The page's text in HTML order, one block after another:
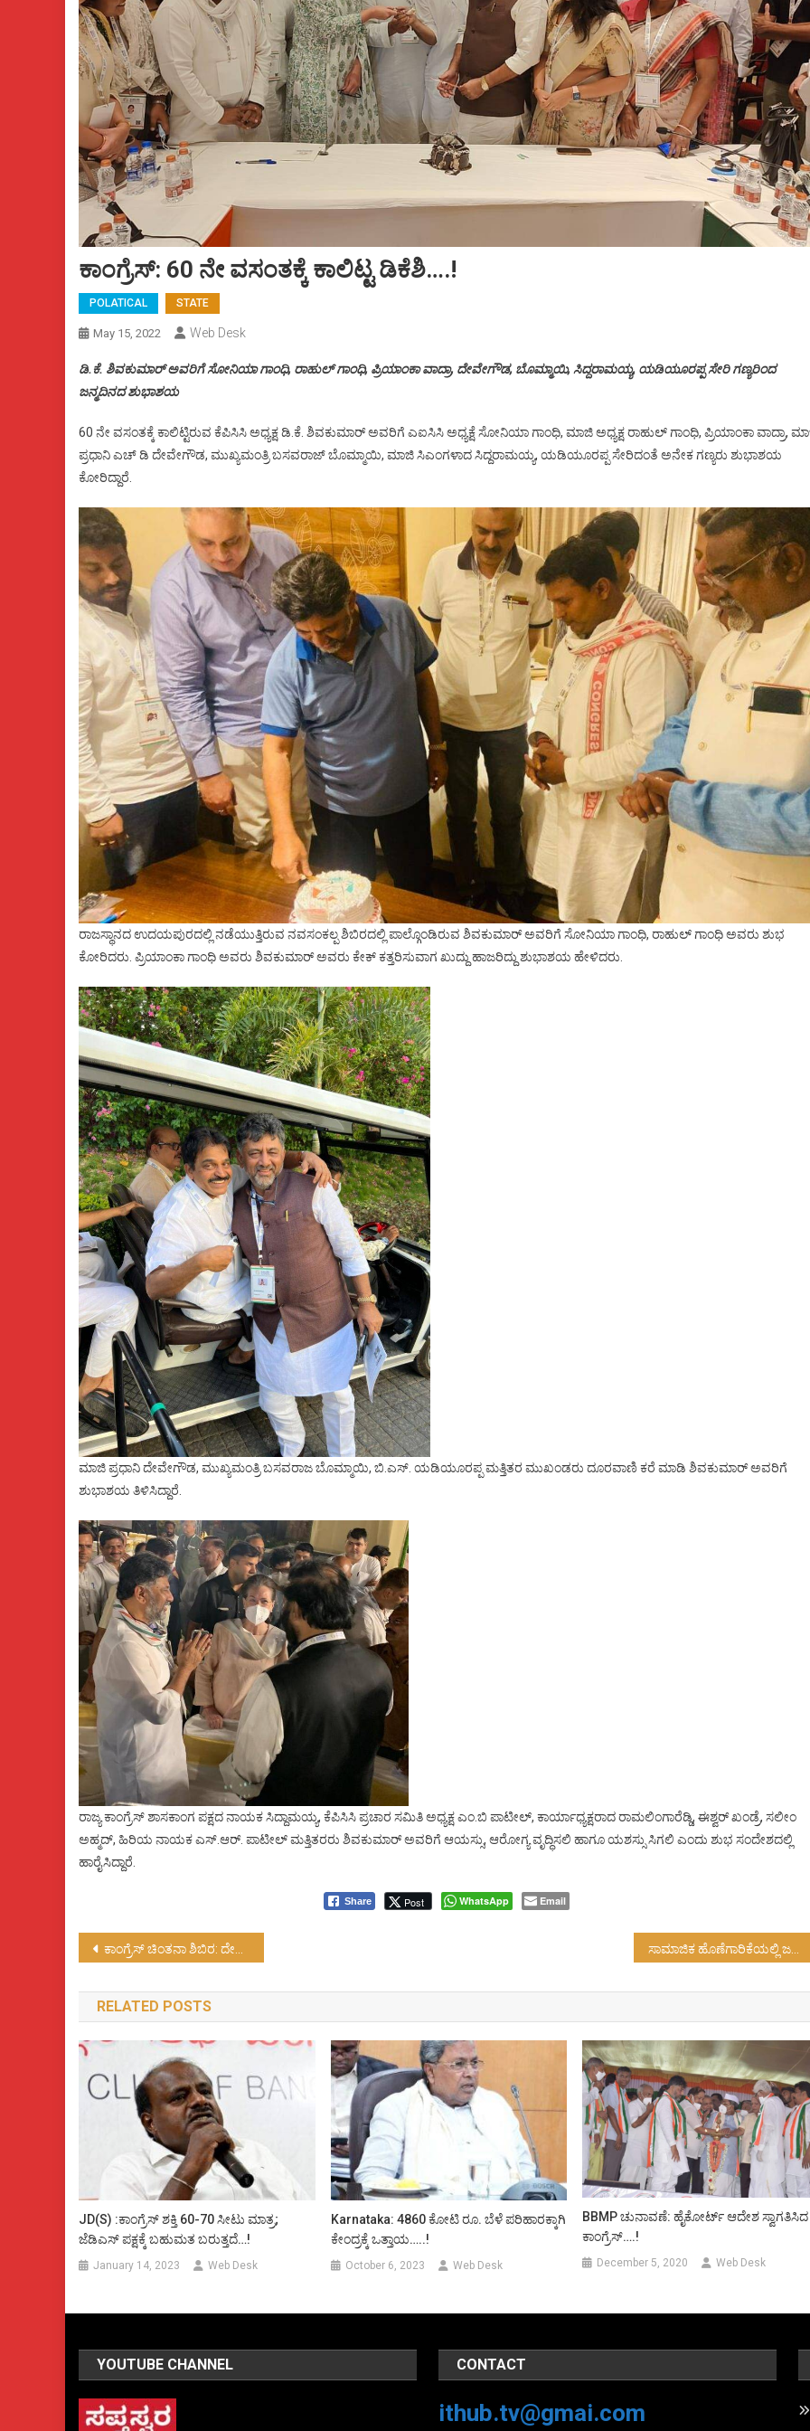
ಕಾಂಗ್ರೆಸ್: 60 ನೇ ವಸಂತಕ್ಕೆ ಕಾಲಿಟ್ಟ ಡಿಕೆಶಿ….!
POLATICAL STATE
May 15, 2022 Web Desk
ಡಿ.ಕೆ. ಶಿವಕುಮಾರ್ ಅವರಿಗೆ ಸೋನಿಯಾ ಗಾಂಧಿ, ರಾಹುಲ್ ಗಾಂಧಿ, ಪ್ರಿಯಾಂಕಾ ವಾದ್ರಾ, ದೇವೇಗೌಡ, ಬೊಮ್ಮಾಯಿ, ಸಿದ್ದರಾಮಯ್ಯ, ಯಡಿಯೂರಪ್ಪ ಸೇರಿ ಗಣ್ಯರಿಂದ
ಜನ್ಮದಿನದ ಶುಭಾಶಯ
60 ನೇ ವಸಂತಕ್ಕೆ ಕಾಲಿಟ್ಟಿರುವ ಕೆಪಿಸಿಸಿ ಅಧ್ಯಕ್ಷ ಡಿ.ಕೆ. ಶಿವಕುಮಾರ್ ಅವರಿಗೆ ಎಐಸಿಸಿ ಅಧ್ಯಕ್ಷೆ ಸೋನಿಯಾ ಗಾಂಧಿ, ಮಾಜಿ ಅಧ್ಯಕ್ಷ ರಾಹುಲ್ ಗಾಂಧಿ, ಪ್ರಿಯಾಂಕಾ ವಾದ್ರಾ,
ಪ್ರಧಾನಿ ಎಚ್ ಡಿ ದೇವೇಗೌಡ, ಮುಖ್ಯಮಂತ್ರಿ ಬಸವರಾಜ್ ಬೊಮ್ಮಾಯಿ, ಮಾಜಿ ಸಿಎಂಗಳಾದ ಸಿದ್ದರಾಮಯ್ಯ, ಯಡಿಯೂರಪ್ಪ ಸೇರಿದಂತೆ ಅನೇಕ ಗಣ್ಯರು ಶುಭಾಶಯ
ಕೋರಿದ್ದಾರೆ.
ರಾಜಸ್ಥಾನದ ಉದಯಪುರದಲ್ಲಿ ನಡೆಯುತ್ತಿರುವ ನವಸಂಕಲ್ಪ ಶಿಬಿರದಲ್ಲಿ ಪಾಲ್ಗೊಂಡಿರುವ ಶಿವಕುಮಾರ್ ಅವರಿಗೆ ಸೋನಿಯಾ ಗಾಂಧಿ, ರಾಹುಲ್ ಗಾಂಧಿ ಅವರು ಶುಭ
ಕೋರಿದರು. ಪ್ರಿಯಾಂಕಾ ಗಾಂಧಿ ಅವರು ಶಿವಕುಮಾರ್ ಅವರು ಕೇಕ್ ಕತ್ತರಿಸುವಾಗ ಖುದ್ದು ಹಾಜರಿದ್ದು ಶುಭಾಶಯ ಹೇಳಿದರು.
ಮಾಜಿ ಪ್ರಧಾನಿ ದೇವೇಗೌಡ, ಮುಖ್ಯಮಂತ್ರಿ ಬಸವರಾಜ ಬೊಮ್ಮಾಯಿ, ಬಿ.ಎಸ್. ಯಡಿಯೂರಪ್ಪ ಮತ್ತಿತರ ಮುಖಂಡರು ದೂರವಾಣಿ ಕರೆ ಮಾಡಿ ಶಿವಕುಮಾರ್ ಅವರಿಗೆ
ಶುಭಾಶಯ ತಿಳಿಸಿದ್ದಾರೆ.
ರಾಜ್ಯ ಕಾಂಗ್ರೆಸ್ ಶಾಸಕಾಂಗ ಪಕ್ಷದ ನಾಯಕ ಸಿದ್ದಾಮಯ್ಯ, ಕೆಪಿಸಿಸಿ ಪ್ರಚಾರ ಸಮಿತಿ ಅಧ್ಯಕ್ಷ ಎಂ.ಬಿ ಪಾಟೀಲ್, ಕಾರ್ಯಾಧ್ಯಕ್ಷರಾದ ರಾಮಲಿಂಗಾರೆಡ್ಡಿ, ಈಶ್ವರ್ ಖಂಡ್ರೆ, ಸಲೀಂ
ಅಹ್ಮದ್, ಹಿರಿಯ ನಾಯಕ ಎಸ್.ಆರ್. ಪಾಟೀಲ್ ಮತ್ತಿತರರು ಶಿವಕುಮಾರ್ ಅವರಿಗೆ ಆಯಸ್ಸು, ಆರೋಗ್ಯ ವೃದ್ಧಿಸಲಿ ಹಾಗೂ ಯಶಸ್ಸು ಸಿಗಲಿ ಎಂದು ಶುಭ ಸಂದೇಶದಲ್ಲಿ
ಹಾರೈಸಿದ್ದಾರೆ.
Share Post WhatsApp Email
Post
navigation
ಕಾಂಗ್ರೆಸ್ ಚಿಂತನಾ ಶಿಬಿರ: ದೇಶದ ಆರ್ಥಿಕ ಪರಿಸ್ಥಿತಿ ಯ ವಿಚಾರ ಮಂಡನೆ…!
RELATED POSTS
JD(S) :ಕಾಂಗ್ರೆಸ್ ಶಕ್ತಿ 60-70 ಸೀಟು ಮಾತ್ರ;
ಜೆಡಿಎಸ್ ಪಕ್ಷಕ್ಕೆ ಬಹುಮತ ಬರುತ್ತದೆ…!
January 14, 2023 Web Desk
Karnataka: 4860 ಕೋಟಿ ರೂ. ಬೆಳೆ ಪರಿಹಾರಕ್ಕಾಗಿ
ಕೇಂದ್ರಕ್ಕೆ ಒತ್ತಾಯ…..!
October 6, 2023 Web Desk
BBMP ಚುನಾವಣೆ: ಹೈಕೋರ್ಟ್ ಆದೇಶ ಸ್ವಾಗತಿಸಿದ
ಕಾಂಗ್ರೆಸ್….!
December 5, 2020 Web Desk
YOUTUBE CHANNEL CONTACT
ithub.tv@gmai.com